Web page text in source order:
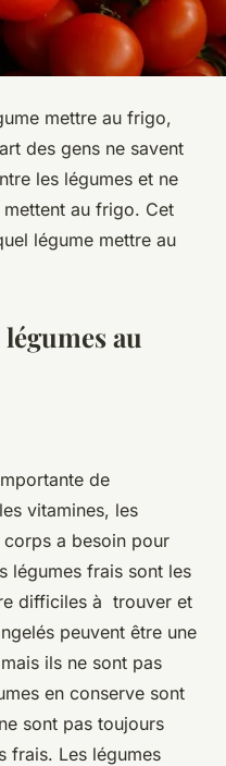
mettre au frigo,
des gens ne savent
les légumes et ne
au frigo. Cet
légume mettre au
au
de
vitamines, les
a besoin pour
légumes frais sont les
difficiles à trouver et
peuvent être une
ils ne sont pas
en conserve sont
sont pas toujours
frais. Les légumes